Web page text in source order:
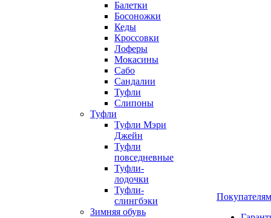
Балетки
Босоножки
Кеды
Кроссовки
Лоферы
Мокасины
Сабо
Сандалии
Туфли
Слипоны
Туфли
Туфли Мэри
Джейн
Туфли
повседневные
Туфли-
лодочки
Туфли-
слингбэки
Зимняя обувь
Покупателям